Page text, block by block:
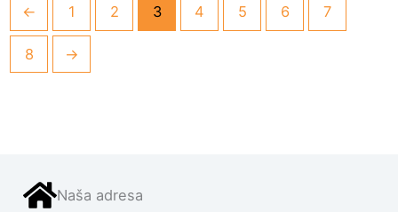
← 1 2 3 4 5 6 7
8 →
Naša adresa